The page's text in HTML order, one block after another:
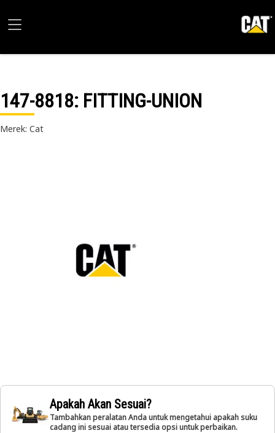
147-8818: FITTING-UNION
Merek: Cat
Apakah Akan Sesuai?
Tambahkan peralatan Anda untuk mengetahui apakah suku
cadang ini sesuai atau tersedia opsi untuk perbaikan.